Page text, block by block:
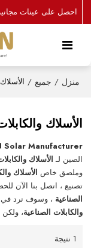
احصل على عينات
منزل / جميع /
الأسلاك
Solar Manufacturer
الصين لـ الأسلاك
وملصق خاص الأسلاك
تصنيع ، اتصل بنا الآن
الصناعية ، وسوف نرد في
والكابلات الصناعية،
1 نتيجة